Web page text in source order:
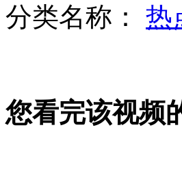
国家防总启动防汛IV级应急响
分类名称： 热
您看完该视频